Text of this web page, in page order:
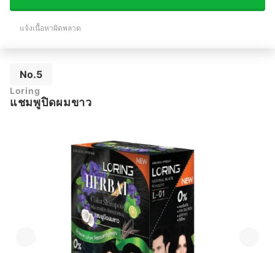
แจ้งเนื้อหาผิดพลาด
No.5
Loring
แชมพูปิดผมขาว